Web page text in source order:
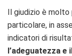
Il giudizio è molto
particolare, in
indicatori di
l’adeguatezza e